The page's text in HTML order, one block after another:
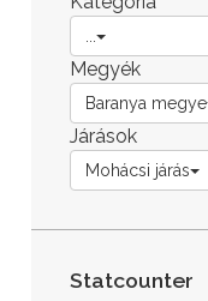
Megyék
Baranya megye
Járások
Mohácsi járás
Statcounter